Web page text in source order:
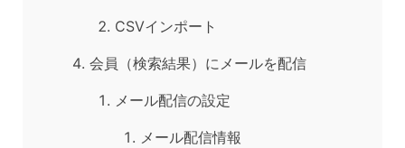
CSVインポート
会員（検索結果）にメールを配信
メール配信の設定
メール配信情報